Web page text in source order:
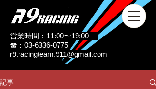
営業時間：11:00〜19:00
☎：03-6336-0775
r9.racingteam.911@gmail.com
記事